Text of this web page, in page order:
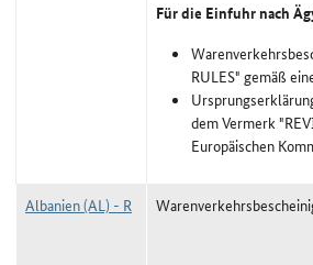
Für die Einfuhr nach
RULES" gemäß
dem Vermerk
Europäischen
Albanien (AL) - R